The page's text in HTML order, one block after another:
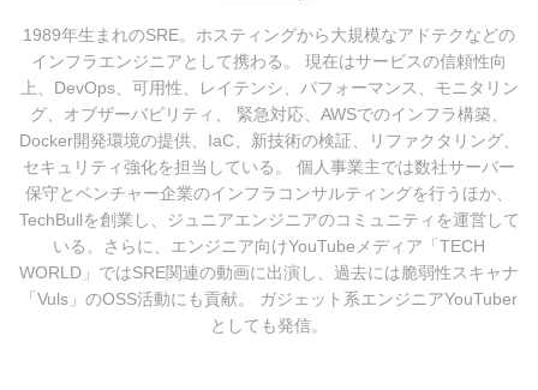
1989年生まれのSRE。ホスティングから大規模なアドテクなどの
インフラエンジニアとして携わる。 現在はサービスの信頼性向
上、DevOps、可用性、レイテンシ、パフォーマンス、モニタリン
グ、オブザーバビリティ、 緊急対応、AWSでのインフラ構築、
Docker開発環境の提供、IaC、新技術の検証、リファクタリング、
セキュリティ強化を担当している。 個人事業主では数社サーバー
保守とベンチャー企業のインフラコンサルティングを行うほか、
TechBullを創業し、ジュニアエンジニアのコミュニティを運営して
いる。さらに、エンジニア向けYouTubeメディア「TECH
WORLD」ではSRE関連の動画に出演し、過去には脆弱性スキャナ
「Vuls」のOSS活動にも貢献。 ガジェット系エンジニアYouTuber
としても発信。